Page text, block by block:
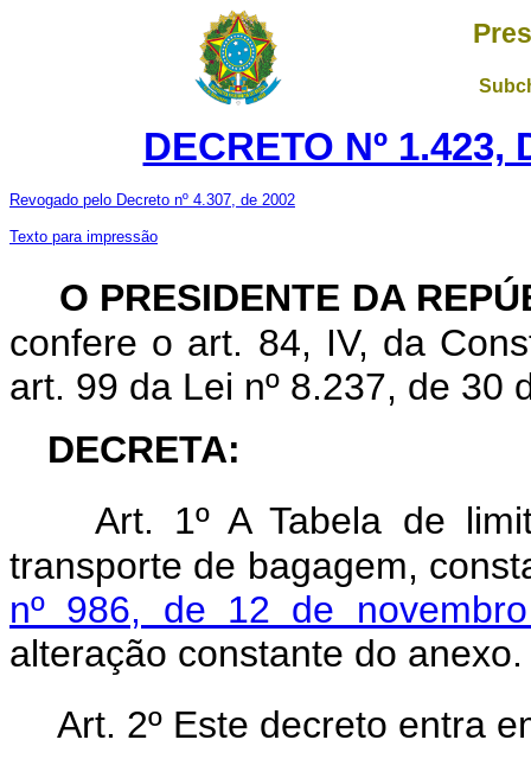
DECRETO Nº 1.423,
Revogado pelo Decreto nº 4.307, de 2002
Texto para impressão
O PRESIDENTE DA
confere o art. 84, IV, da
art. 99 da Lei nº 8.237, de 30
DECRETA:
Art. 1º A Tabela de
transporte de bagagem,
nº 986, de 12 de
alteração constante do anexo.
Art. 2º Este decreto entra